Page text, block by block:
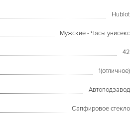
Hublot
Мужские - Часы унисекс
42
1(отличное)
Автоподзавод
Сапфировое стекло